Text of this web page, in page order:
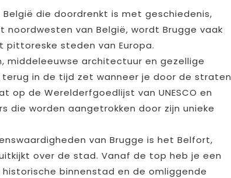
die doordrenkt is met geschiedenis,
noordwesten van België, wordt Brugge vaak
pittoreske steden van Europa.
middeleeuwse architectuur en gezellige
in de tijd zet wanneer je door de straten
op de Werelderfgoedlijst van UNESCO en
die worden aangetrokken door zijn unieke
van Brugge is het Belfort,
over de stad. Vanaf de top heb je een
binnenstad en de omliggende